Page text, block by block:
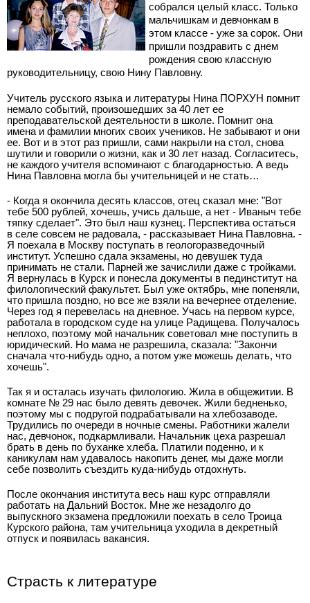
собрался целый класс. Только
мальчишкам и девчонкам в
этом классе - уже за сорок. Они
пришли поздравить с днем
рождения свою классную
руководительницу, свою Нину Павловну.
Учитель русского языка и литературы Нина ПОРХУН помнит
немало событий, произошедших за 40 лет ее
преподавательской деятельности в школе. Помнит она
имена и фамилии многих своих учеников. Не забывают и они
ее. Вот и в этот раз пришли, сами накрыли на стол, снова
шутили и говорили о жизни, как и 30 лет назад. Согласитесь,
не каждого учителя вспоминают с благодарностью. А ведь
Нина Павловна могла бы учительницей и не стать…
- Когда я окончила десять классов, отец сказал мне: "Вот
тебе 500 рублей, хочешь, учись дальше, а нет - Иваныч тебе
тяпку сделает". Это был наш кузнец. Перспектива остаться
в селе совсем не радовала, - рассказывает Нина Павловна. -
Я поехала в Москву поступать в геологоразведочный
институт. Успешно сдала экзамены, но девушек туда
принимать не стали. Парней же зачислили даже с тройками.
Я вернулась в Курск и понесла документы в пединститут на
филологический факультет. Был уже октябрь, мне попеняли,
что пришла поздно, но все же взяли на вечернее отделение.
Через год я перевелась на дневное. Учась на первом курсе,
работала в городском суде на улице Радищева. Получалось
неплохо, поэтому мой начальник советовал мне поступить в
юридический. Но мама не разрешила, сказала: "Закончи
сначала что-нибудь одно, а потом уже можешь делать, что
хочешь".
Так я и осталась изучать филологию. Жила в общежитии. В
комнате № 29 нас было девять девочек. Жили бедненько,
поэтому мы с подругой подрабатывали на хлебозаводе.
Трудились по очереди в ночные смены. Работники жалели
нас, девчонок, подкармливали. Начальник цеха разрешал
брать в день по буханке хлеба. Платили поденно, и к
каникулам нам удавалось накопить денег, мы даже могли
себе позволить съездить куда-нибудь отдохнуть.
После окончания института весь наш курс отправляли
работать на Дальний Восток. Мне же незадолго до
выпускного экзамена предложили поехать в село Троица
Курского района, там учительница уходила в декретный
отпуск и появилась вакансия.
Страсть к литературе